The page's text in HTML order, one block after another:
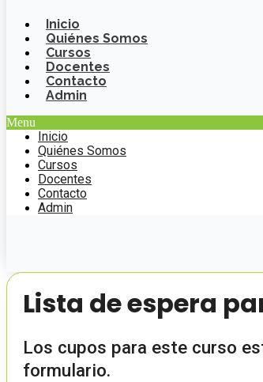
Inicio
Quiénes Somos
Cursos
Docentes
Contacto
Admin
Menu
Inicio
Quiénes Somos
Cursos
Docentes
Contacto
Admin
Lista de espera
Los cupos para este curso
formulario.